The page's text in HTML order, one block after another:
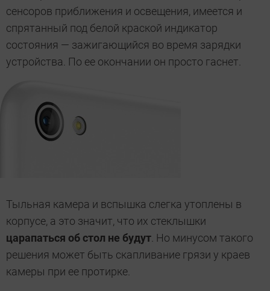
сенсоров приближения и освещения, имеется и
спрятанный под белой краской индикатор
состояния — зажигающийся во время зарядки
устройства. По ее окончании он просто гаснет.
Тыльная камера и вспышка слегка утоплены в
корпусе, а это значит, что их стеклышки
царапаться об стол не будут. Но минусом такого
решения может быть скапливание грязи у краев
камеры при ее протирке.